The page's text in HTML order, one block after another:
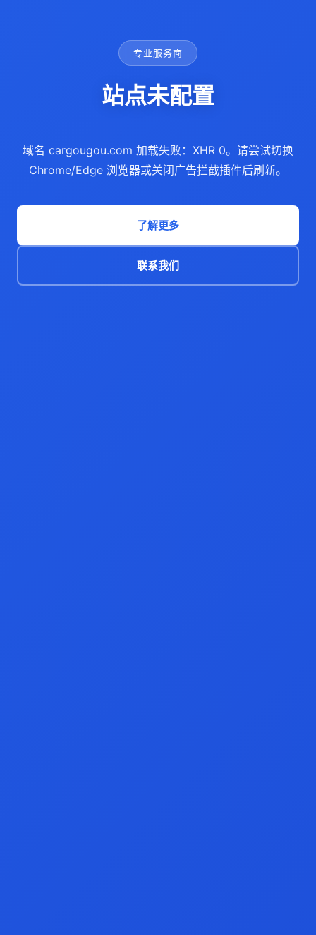
专业服务商
站点未配置
域名 cargougou.com 加载失败：XHR 0。请尝试切换
Chrome/Edge 浏览器或关闭广告拦截插件后刷新。
了解更多
联系我们